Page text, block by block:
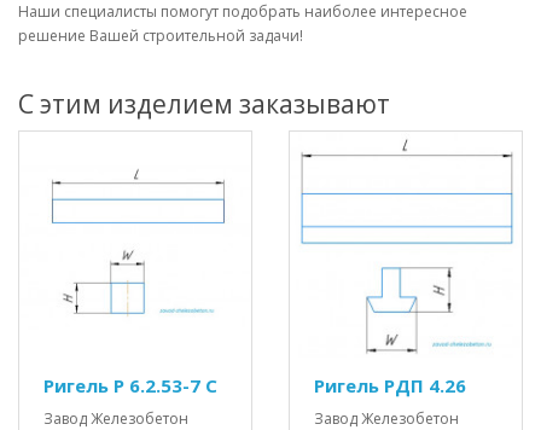
Наши специалисты помогут подобрать наиболее интересное
решение Вашей строительной задачи!
С этим изделием заказывают
Ригель Р 6.2.53-7 С
Завод Железобетон
Ригель РДП 4.26
Завод Железобетон